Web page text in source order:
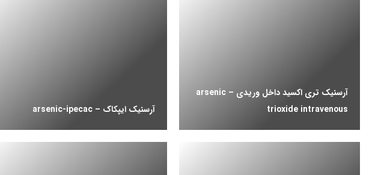
آرسنیک تری اکسید داخل وریدی – arsenic
trioxide intravenous
آرسنیک ایپکاک – arsenic-ipecac